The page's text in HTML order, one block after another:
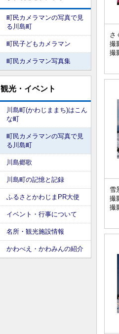
町民カメラマンの写真で見
る川島町
町民子どもカメラマン
町民カメラマン写真集
観光・イベント
川島町(かわじままち)はこん
な町
町民カメラマンの写真で見
る川島町
川島郷歌
川島町の記憶と記録
ふるさとかわじまPR大使
イベント・行事について
名所・観光施設情報
かわべえ・かわみんの紹介
さ
撮
撮
雪
撮
撮